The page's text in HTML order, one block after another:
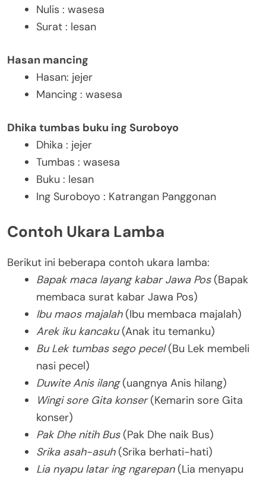
Nulis : wasesa
Surat : lesan
Hasan mancing
Hasan: jejer
Mancing : wasesa
Dhika tumbas buku ing Suroboyo
Dhika : jejer
Tumbas : wasesa
Buku : lesan
Ing Suroboyo : Katrangan Panggonan
Contoh Ukara Lamba
Berikut ini beberapa contoh ukara lamba:
Bapak maca layang kabar Jawa Pos(Bapak
membaca surat kabar Jawa Pos)
Ibu maos majalah(Ibu membaca majalah)
Arek iku kancaku(Anak itu temanku)
Bu Lek tumbas sego pecel(Bu Lek membeli
nasi pecel)
Duwite Anis ilang(uangnya Anis hilang)
Wingi sore Gita konser(Kemarin sore Gita
konser)
Pak Dhe nitih Bus(Pak Dhe naik Bus)
Srika asah-asuh(Srika berhati-hati)
Lia nyapu latar ing ngarepan(Lia menyapu